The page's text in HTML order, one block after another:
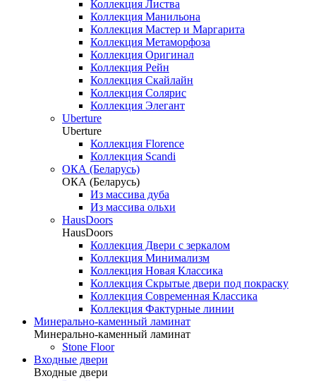
Коллекция Листва
Коллекция Манильона
Коллекция Мастер и Маргарита
Коллекция Метаморфоза
Коллекция Оригинал
Коллекция Рейн
Коллекция Скайлайн
Коллекция Солярис
Коллекция Элегант
Uberture
Uberture
Коллекция Florence
Коллекция Scandi
ОКА (Беларусь)
ОКА (Беларусь)
Из массива дуба
Из массива ольхи
HausDoors
HausDoors
Коллекция Двери с зеркалом
Коллекция Минимализм
Коллекция Новая Классика
Коллекция Скрытые двери под покраску
Коллекция Современная Классика
Коллекция Фактурные линии
Минерально-каменный ламинат
Минерально-каменный ламинат
Stone Floor
Входные двери
Входные двери